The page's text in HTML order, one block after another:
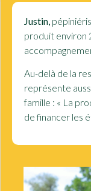
Justin,
produit environ
Au-delà de la
représente
famille : « La
de financer les